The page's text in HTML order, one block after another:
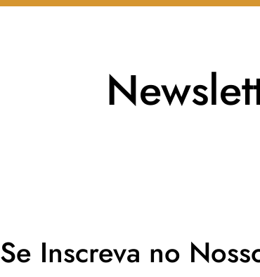
Se Inscreva no